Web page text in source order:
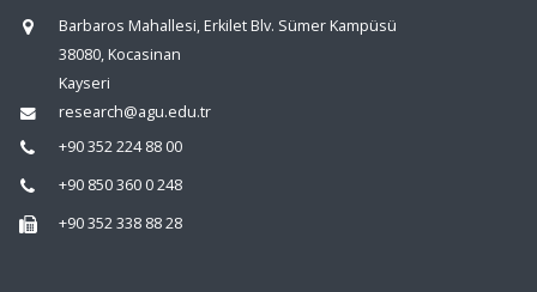
Barbaros Mahallesi, Erkilet Blv. Sümer Kampüsü
38080, Kocasinan
Kayseri
research@agu.edu.tr
+90 352 224 88 00
+90 850 360 0 248
+90 352 338 88 28